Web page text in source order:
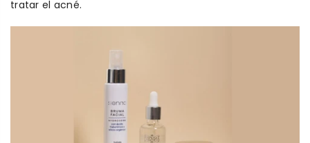
tratar el acné.